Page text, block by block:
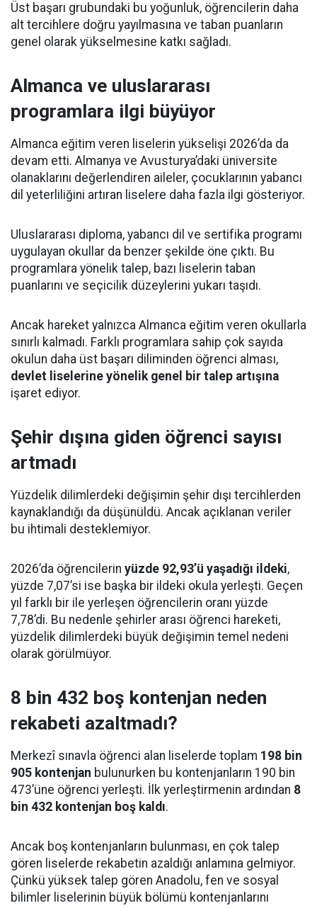
Üst başarı grubundaki bu yoğunluk, öğrencilerin daha
alt tercihlere doğru yayılmasına ve taban puanların
genel olarak yükselmesine katkı sağladı.
Almanca ve uluslararası
programlara ilgi büyüyor
Almanca eğitim veren liselerin yükselişi 2026’da da
devam etti. Almanya ve Avusturya’daki üniversite
olanaklarını değerlendiren aileler, çocuklarının yabancı
dil yeterliliğini artıran liselere daha fazla ilgi gösteriyor.
Uluslararası diploma, yabancı dil ve sertifika programı
uygulayan okullar da benzer şekilde öne çıktı. Bu
programlara yönelik talep, bazı liselerin taban
puanlarını ve seçicilik düzeylerini yukarı taşıdı.
Ancak hareket yalnızca Almanca eğitim veren okullarla
sınırlı kalmadı. Farklı programlara sahip çok sayıda
okulun daha üst başarı diliminden öğrenci alması,
devlet liselerine yönelik genel bir talep artışına
işaret ediyor.
Şehir dışına giden öğrenci sayısı
artmadı
Yüzdelik dilimlerdeki değişimin şehir dışı tercihlerden
kaynaklandığı da düşünüldü. Ancak açıklanan veriler
bu ihtimali desteklemiyor.
2026’da öğrencilerin yüzde 92,93’ü yaşadığı ildeki,
yüzde 7,07’si ise başka bir ildeki okula yerleşti. Geçen
yıl farklı bir ile yerleşen öğrencilerin oranı yüzde
7,78’di. Bu nedenle şehirler arası öğrenci hareketi,
yüzdelik dilimlerdeki büyük değişimin temel nedeni
olarak görülmüyor.
8 bin 432 boş kontenjan neden
rekabeti azaltmadı?
Merkezî sınavla öğrenci alan liselerde toplam 198 bin
905 kontenjan bulunurken bu kontenjanların 190 bin
473’üne öğrenci yerleşti. İlk yerleştirmenin ardından 8
bin 432 kontenjan boş kaldı.
Ancak boş kontenjanların bulunması, en çok talep
gören liselerde rekabetin azaldığı anlamına gelmiyor.
Çünkü yüksek talep gören Anadolu, fen ve sosyal
bilimler liselerinin büyük bölümü kontenjanlarını